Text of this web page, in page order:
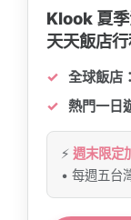
Klook 夏季
天天飯店
全球飯店：
熱門一日
⚡ 週末限定
• 每週五台